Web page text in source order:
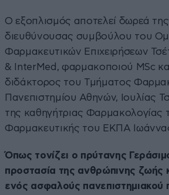
Ο εξοπλισμός αποτελεί δωρεά
διευθύνουσας συμβούλου του
Φαρμακευτικών Επιχειρήσεων
& InterMed, φαρμακοποιού MSc
διδάκτορος του Τμήματος
Πανεπιστημίου Αθηνών, Ιουλίας
της καθηγήτριας Φαρμακολογίας
Φαρμακευτικής του ΕΚΠΑ
Όπως τονίζει ο πρύτανης
προστασία της ανθρώπινης ζωής
ενός ασφαλούς πανεπιστημιακού